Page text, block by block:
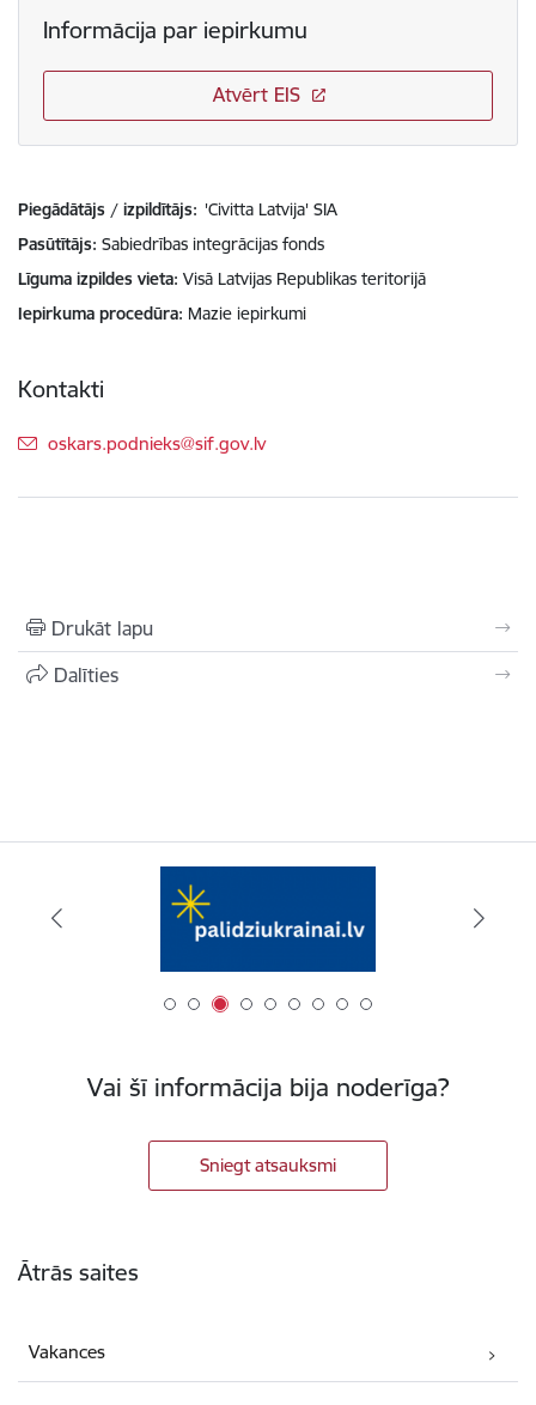
Informācija par iepirkumu
Atvērt EIS
Piegādātājs / izpildītājs: 'Civitta Latvija' SIA
Pasūtītājs Sabiedrības integrācijas fonds
Līguma izpildes vieta Visā Latvijas Republikas teritorijā
Iepirkuma procedūra Mazie iepirkumi
Kontakti
E-pasts:
oskars.podnieks@sif.gov.lv
Drukāt lapu
Dalīties
Vai šī informācija bija noderīga?
Sniegt atsauksmi
Ātrās saites
Vakances